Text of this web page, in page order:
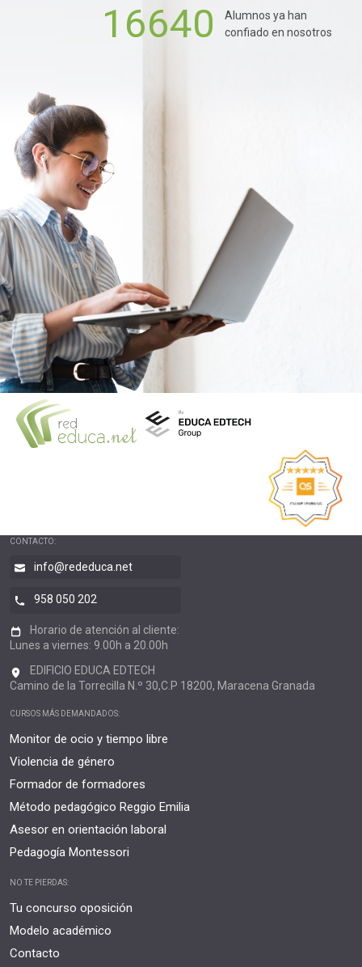
16640
Alumnos ya han
confiado en nosotros
CONTACTO:
info@rededuca.net
958 050 202
Horario de atención al cliente:
Lunes a viernes: 9.00h a 20.00h
EDIFICIO EDUCA EDTECH
Camino de la Torrecilla N.º 30,C.P 18200, Maracena Granada
CURSOS MÁS DEMANDADOS:
Monitor de ocio y tiempo libre
Violencia de género
Formador de formadores
Método pedagógico Reggio Emilia
Asesor en orientación laboral
Pedagogía Montessori
NO TE PIERDAS:
Tu concurso oposición
Modelo académico
Contacto